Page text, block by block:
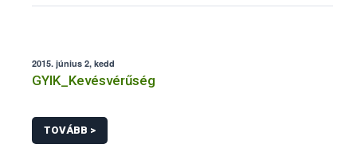
2015. június 2, kedd
GYIK_Kevésvérűség
TOVÁBB >